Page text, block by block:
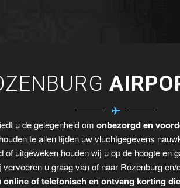
u de gelegenheid om onbezorgd en
te allen tijden uw vluchtgegevens
uitgeweken houden wij u op de hoogte en
vervoeren u graag van of naar Rozenburg en/
online of telefonisch en ontvang korting